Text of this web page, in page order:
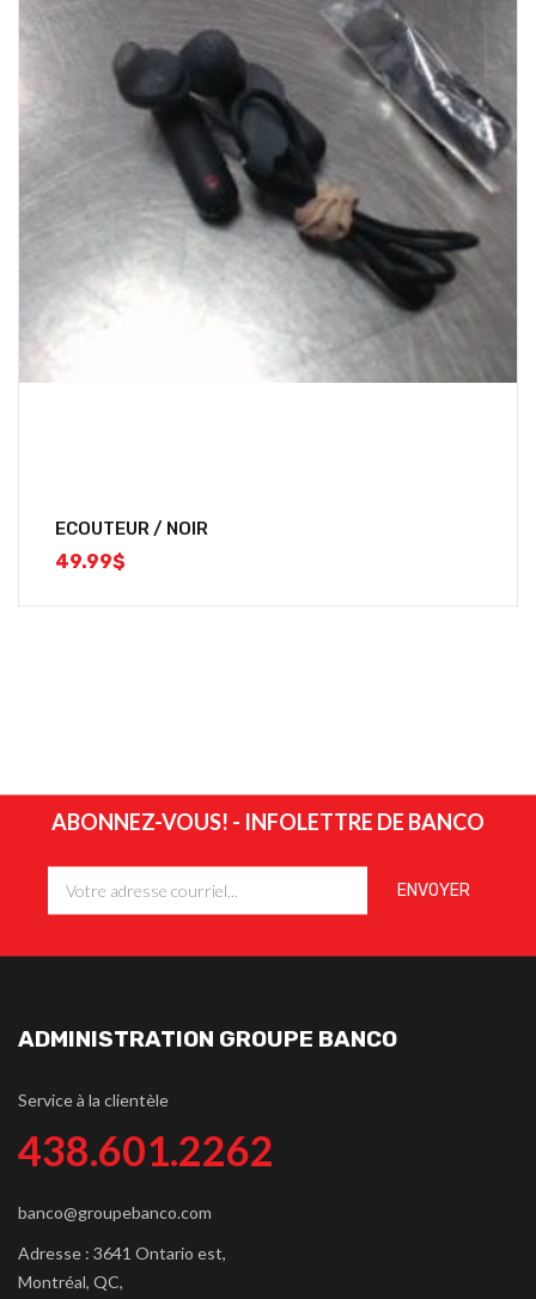
ECOUTEUR / NOIR
49.99$
ABONNEZ-VOUS! - INFOLETTRE DE BANCO
ADMINISTRATION GROUPE BANCO
Service à la clientèle
438.601.2262
banco@groupebanco.com
Adresse : 3641 Ontario est,
Montréal, QC,